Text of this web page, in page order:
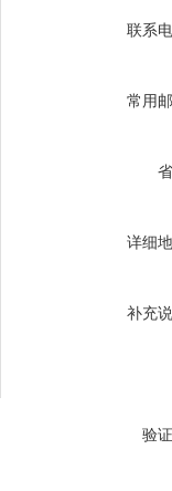
联系
常用
详细
补充
验